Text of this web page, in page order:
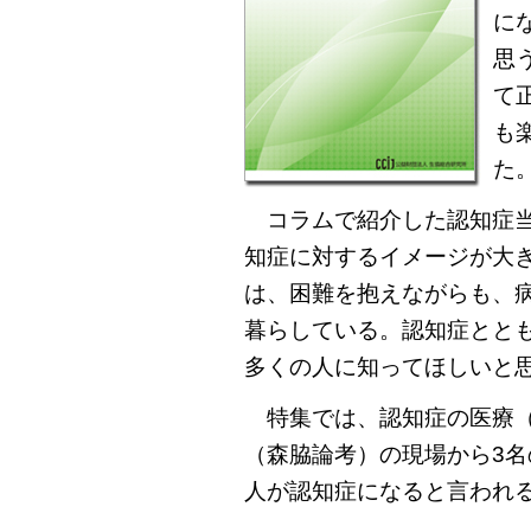
に
思
て
も
た
コラムで紹介した認知症
知症に対するイメージが大
は、困難を抱えながらも、
暮らしている。認知症とと
多くの人に知ってほしいと
特集では、認知症の医療
（森脇論考）の現場から3
人が認知症になると言われ